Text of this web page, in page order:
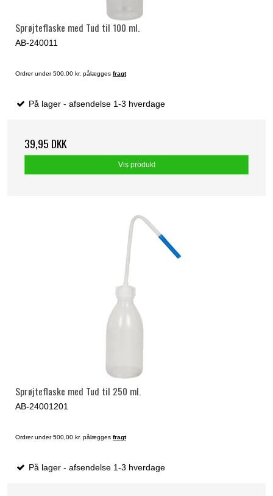
Sprøjteflaske med Tud til 100 ml.
AB-240011
Ordrer under 500,00 kr. pålægges fragt
På lager - afsendelse 1-3 hverdage
39,95 DKK
Vis produkt
Sprøjteflaske med Tud til 250 ml.
AB-24001201
Ordrer under 500,00 kr. pålægges fragt
På lager - afsendelse 1-3 hverdage